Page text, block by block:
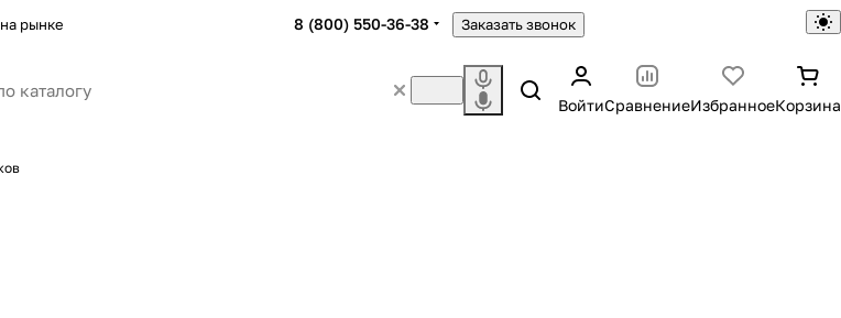
рынке 8 (800) 550-36-38 Заказать звонок
ВойтиСравнениеИзбранноеКорзина